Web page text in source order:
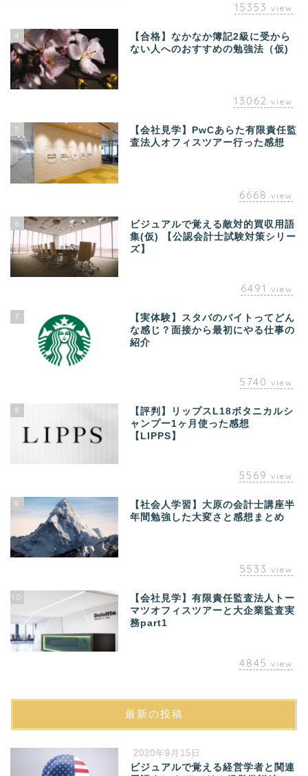
15353 view
4
【合格】なかなか簿記2級に受から
ない人へのおすすめの勉強法（仮)
13062 view
5
【会社見学】PwCあらた有限責任監
査法人オフィスツアー行った感想
6668 view
6
ビジュアルで覚える敵対的買収用語
集(仮) 【公認会計士試験対策シリー
ズ】
6491 view
7
【実体験】スタバのバイトってどん
な感じ？面接から最初にやる仕事の
紹介
5740 view
8
【評判】リップスL18ボタニカルシ
ャンプー1ヶ月使った感想
【LIPPS】
5569 view
9
【社会人学習】大原の会計士講座半
年間勉強した大変さと感想まとめ
5533 view
10
【会社見学】有限責任監査法人トー
マツオフィスツアーと大企業監査実
務part1
4845 view
最新の投稿
2020年9月15日
ビジュアルで覚える経営学者と関連